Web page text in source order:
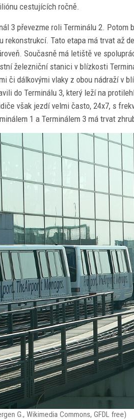
cestujících ročně.
3 převezme roli Terminálu 2. Potom
rekonstrukcí. Tato etapa má trvat až
Současně má letiště ve
železniční stanici v blízkosti
či dálkovými vlaky z obou nádraží v
do Terminálu 3, který leží na
však jezdí velmi často, 24x7, s
1 a Terminálem 3 má trvat
G., Wikimedia Commons, GFDL free)